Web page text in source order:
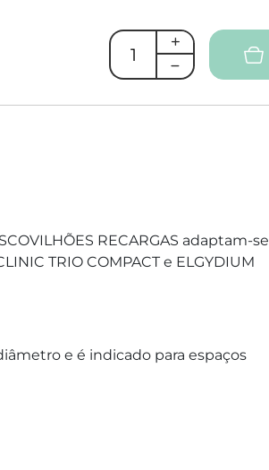
RECARGAS adaptam-se
TRIO COMPACT e ELGYDIUM
e é indicado para espaços